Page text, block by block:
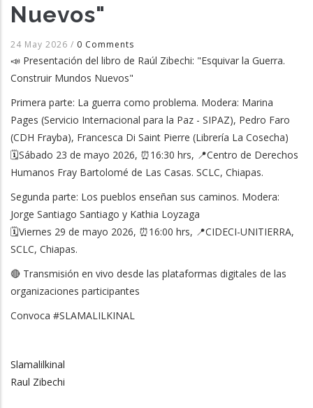
Nuevos"
24 May 2026 / 0 Comments
📣 Presentación del libro de Raúl Zibechi: "Esquivar la Guerra.
Construir Mundos Nuevos"
Primera parte: La guerra como problema. Modera: Marina
Pages (Servicio Internacional para la Paz - SIPAZ), Pedro Faro
(CDH Frayba), Francesca Di Saint Pierre (Librería La Cosecha)
🗓️Sábado 23 de mayo 2026, ⏰16:30 hrs, 📍Centro de Derechos
Humanos Fray Bartolomé de Las Casas. SCLC, Chiapas.
Segunda parte: Los pueblos enseñan sus caminos. Modera:
Jorge Santiago Santiago y Kathia Loyzaga
🗓️Viernes 29 de mayo 2026, ⏰16:00 hrs, 📍CIDECI-UNITIERRA,
SCLC, Chiapas.
🔴 Transmisión en vivo desde las plataformas digitales de las
organizaciones participantes
Convoca #SLAMALILKINAL
Slamalilkinal
Raul Zibechi